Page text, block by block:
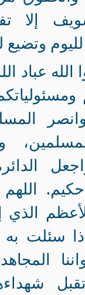
إلا
وتضيع
الله عباد
الذي
سئلت